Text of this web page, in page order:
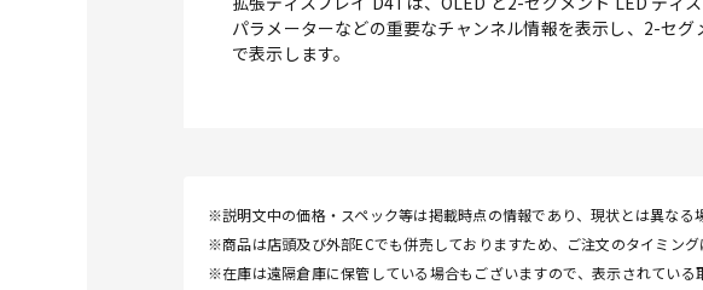
パラメーターなどの重要なチャンネル情報を表示し、2-セ
で表示します。
※説明文中の価格・スペック等は掲載時点の情報であり、現状とは異なる
※商品は店頭及び外部ECでも併売しておりますため、ご注文のタイミング
※在庫は遠隔倉庫に保管している場合もございますので、表示されている